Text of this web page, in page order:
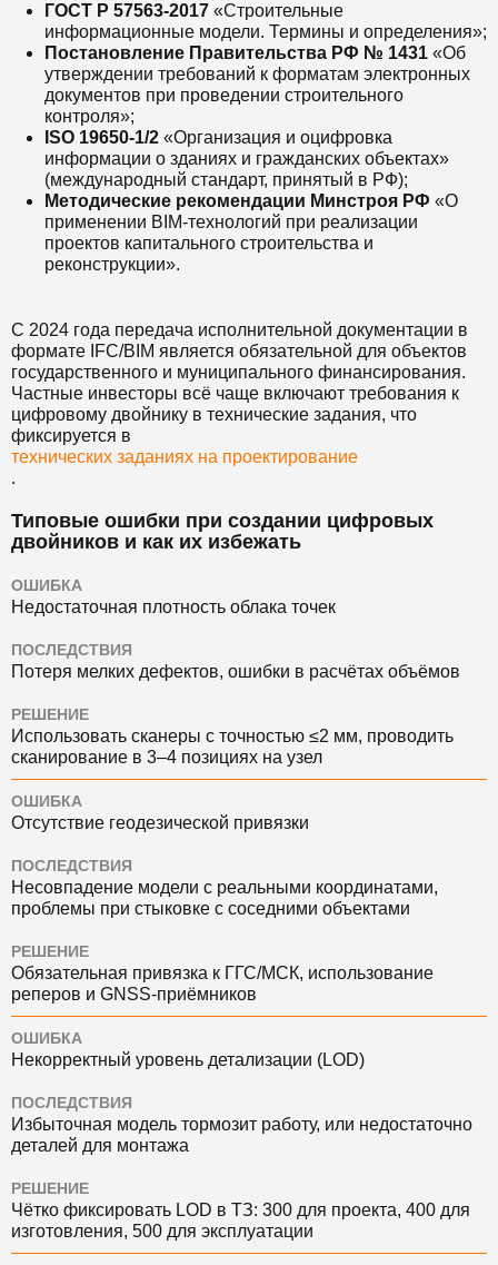
ГОСТ Р 57563-2017 «Строительные
информационные модели. Термины и определения»;
Постановление Правительства РФ № 1431 «Об
утверждении требований к форматам электронных
документов при проведении строительного
контроля»;
ISO 19650-1/2 «Организация и оцифровка
информации о зданиях и гражданских объектах»
(международный стандарт, принятый в РФ);
Методические рекомендации Минстроя РФ «О
применении BIM-технологий при реализации
проектов капитального строительства и
реконструкции».
С 2024 года передача исполнительной документации в
формате IFC/BIM является обязательной для объектов
государственного и муниципального финансирования.
Частные инвесторы всё чаще включают требования к
цифровому двойнику в технические задания, что
фиксируется в
технических заданиях на проектирование
.
Типовые ошибки при создании цифровых
двойников и как их избежать
ОШИБКА
Недостаточная плотность облака точек
ПОСЛЕДСТВИЯ
Потеря мелких дефектов, ошибки в расчётах объёмов
РЕШЕНИЕ
Использовать сканеры с точностью ≤2 мм, проводить
сканирование в 3–4 позициях на узел
ОШИБКА
Отсутствие геодезической привязки
ПОСЛЕДСТВИЯ
Несовпадение модели с реальными координатами,
проблемы при стыковке с соседними объектами
РЕШЕНИЕ
Обязательная привязка к ГГС/МСК, использование
реперов и GNSS-приёмников
ОШИБКА
Некорректный уровень детализации (LOD)
ПОСЛЕДСТВИЯ
Избыточная модель тормозит работу, или недостаточно
деталей для монтажа
РЕШЕНИЕ
Чётко фиксировать LOD в ТЗ: 300 для проекта, 400 для
изготовления, 500 для эксплуатации